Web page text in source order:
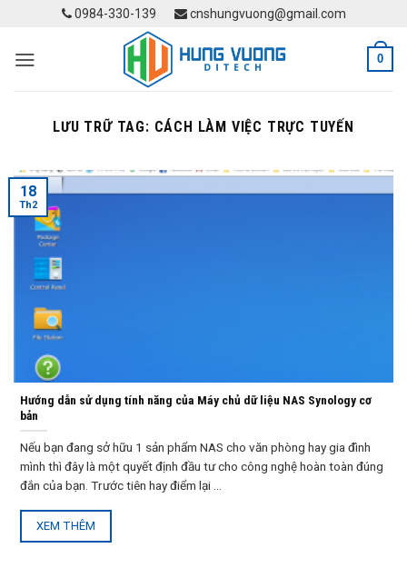
content
0984-330-139 cnshungvuong@gmail.com
0
LƯU TRỮ TAG: CÁCH LÀM VIỆC TRỰC TUYẾN
Hướng dẫn sử dụng tính năng của Máy chủ dữ liệu NAS Synology cơ
bản
Nếu bạn đang sở hữu 1 sản phẩm NAS cho văn phòng hay gia đình
mình thì đây là một quyết định đầu tư cho công nghệ hoàn toàn đúng
đắn của bạn. Trước tiên hay điểm lại ...
XEM THÊM
18
Th2